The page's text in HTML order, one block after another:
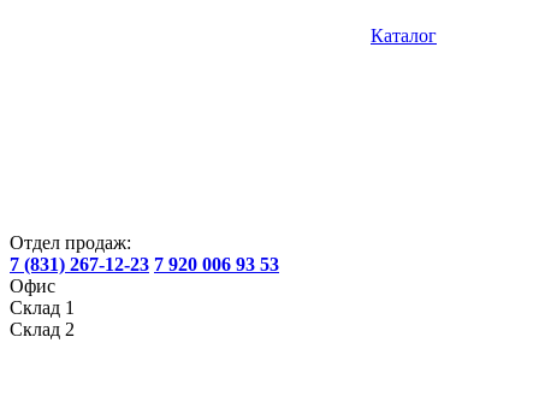
Каталог
Отдел продаж:
7 (831) 267-12-23 7 920 006 93 53
Офис
Склад 1
Склад 2